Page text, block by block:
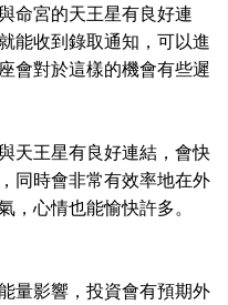
命宮的天王星有良好連
能收到錄取通知，可以進
會對於這樣的機會有些遲
天王星有良好連結，會快
同時會非常有效率地在外
，心情也能愉快許多。
量影響，投資會有預期外